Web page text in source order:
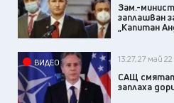
Зам.-
заплашван
„Капитан
ВИДЕО 13:27, 27 май
САЩ
заплаха